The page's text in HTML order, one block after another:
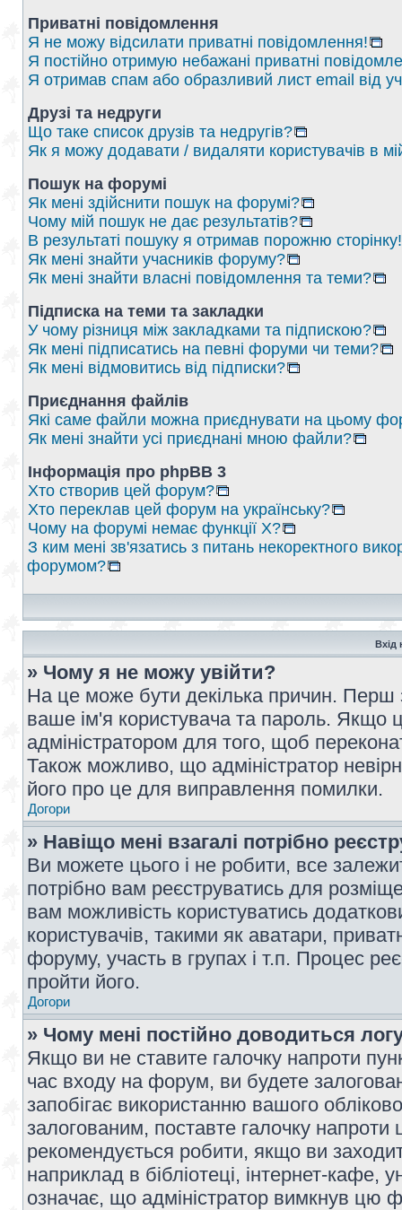
Приватні повідомлення
Я не можу відсилати приватні повідомлення!
Я постійно отримую небажані приватні
Я отримав спам або образливий лист email від
Друзі та недруги
Що таке список друзів та недругів?
Як я можу додавати / видаляти користувачів в
Пошук на форумі
Як мені здійснити пошук на форумі?
Чому мій пошук не дає результатів?
В результаті пошуку я отримав порожню сторінку!
Як мені знайти учасників форуму?
Як мені знайти власні повідомлення та теми?
Підписка на теми та закладки
У чому різниця між закладками та підпискою?
Як мені підписатись на певні форуми чи теми?
Як мені відмовитись від підписки?
Приєднання файлів
Які саме файли можна приєднувати на цьому
Як мені знайти усі приєднані мною файли?
Інформація про phpBB 3
Хто створив цей форум?
Хто переклав цей форум на українську?
Чому на форумі немає функції X?
З ким мені зв'язатись з питань некоректного
форумом?
Вхід
» Чому я не можу увійти?
На це може бути декілька причин. Перш
ваше ім'я користувача та пароль. Якщо
адміністратором для того, щоб
Також можливо, що адміністратор
його про це для виправлення помилки.
Догори
» Навіщо мені взагалі потрібно
Ви можете цього і не робити, все
потрібно вам реєструватись для
вам можливість користуватись
користувачів, такими як аватари,
форуму, участь в групах і т.п. Процес
пройти його.
Догори
» Чому мені постійно доводиться
Якщо ви не ставите галочку напроти
час входу на форум, ви будете
запобігає використанню вашого
залогованим, поставте галочку
рекомендується робити, якщо ви
наприклад в бібліотеці, інтернет-кафе,
означає, що адміністратор вимкнув цю